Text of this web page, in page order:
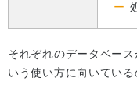
それぞれのデータベー
いう使い方に向いている